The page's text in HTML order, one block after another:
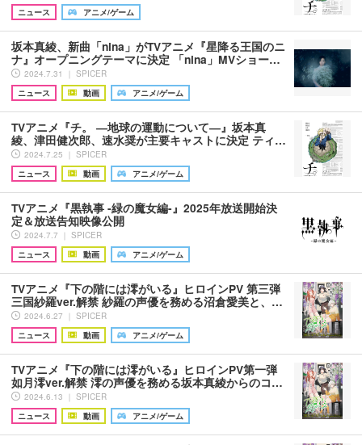
ニュース
アニメ/ゲーム
坂本真綾、新曲「nina」がTVアニメ『星降る王国のニ
ナ』オープニングテーマに決定 「nina」MVショー…
2024.7.31 ｜ SPICER
ニュース
動画 アニメ/ゲーム
TVアニメ『チ。 ―地球の運動について―』坂本真
綾、津田健次郎、速水奨が主要キャストに決定 ティ…
2024.7.25 ｜ SPICER
ニュース
動画 アニメ/ゲーム
TVアニメ『黒執事 -緑の魔女編-』2025年放送開始決
定＆放送告知映像公開
2024.7.7 ｜ SPICER
ニュース
動画 アニメ/ゲーム
TVアニメ『下の階には澪がいる』ヒロインPV 第三弾
三国紗羅ver.解禁 紗羅の声優を務める沼倉愛美と、…
2024.6.27 ｜ SPICER
ニュース
動画 アニメ/ゲーム
TVアニメ『下の階には澪がいる』ヒロインPV第一弾
如月澪ver.解禁 澪の声優を務める坂本真綾からのコ…
2024.6.13 ｜ SPICER
ニュース
動画 アニメ/ゲーム